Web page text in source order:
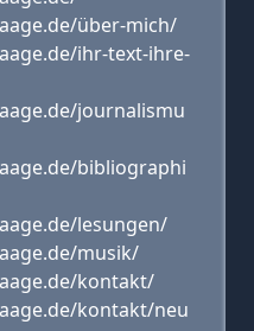
über-mich/
ihr-text-ihre-
journalismu
bibliographi
lesungen/
musik/
kontakt/
kontakt/neu